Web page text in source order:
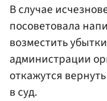
В случае
посоветовала
возместить
администрации
откажутся
в суд.